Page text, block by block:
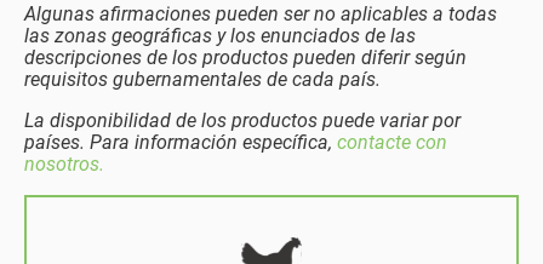
Algunas afirmaciones pueden ser no aplicables a todas
las zonas geográficas y los enunciados de las
descripciones de los productos pueden diferir según
requisitos gubernamentales de cada país.
La disponibilidad de los productos puede variar por
países. Para información específica, contacte con
nosotros.